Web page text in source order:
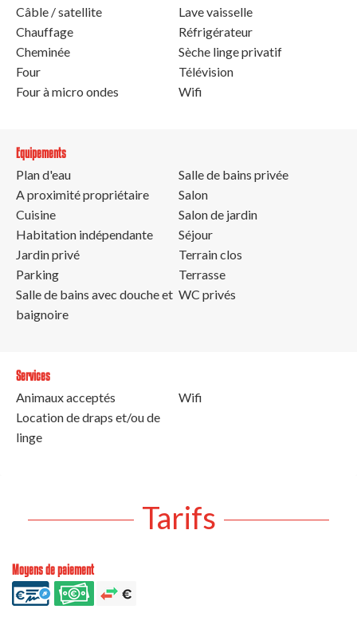
Câble / satellite
Chauffage
Cheminée
Four
Four à micro ondes
Lave vaisselle
Réfrigérateur
Sèche linge privatif
Télévision
Wifi
Equipements
Plan d'eau
A proximité propriétaire
Cuisine
Habitation indépendante
Jardin privé
Parking
Salle de bains avec douche et
baignoire
Salle de bains privée
Salon
Salon de jardin
Séjour
Terrain clos
Terrasse
WC privés
Services
Animaux acceptés
Location de draps et/ou de
linge
Wifi
Tarifs
Moyens de paiement